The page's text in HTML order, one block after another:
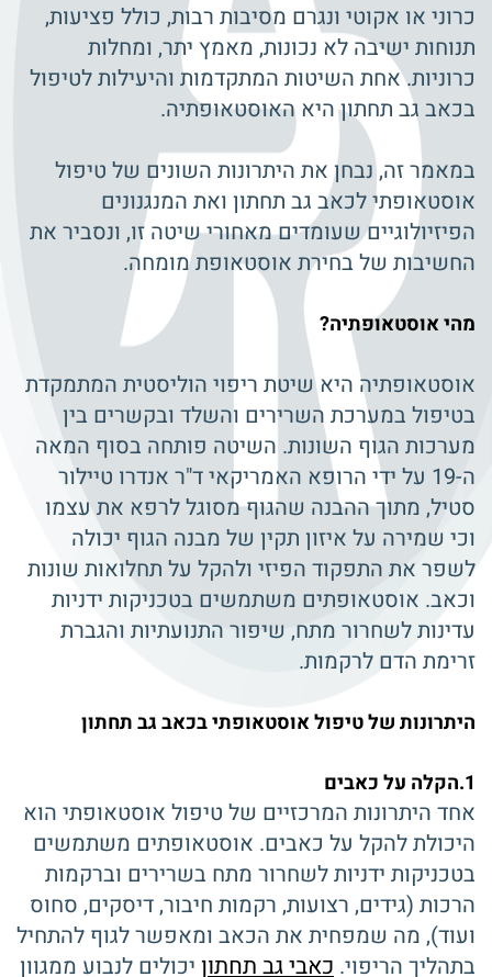
כרוני או אקוטי ונגרם מסיבות רבות, כולל פציעות,
תנוחות ישיבה לא נכונות, מאמץ יתר, ומחלות
כרוניות. אחת השיטות המתקדמות והיעילות לטיפול
בכאב גב תחתון היא האוסטאופתיה.
במאמר זה, נבחן את היתרונות השונים של טיפול
אוסטאופתי לכאב גב תחתון ואת המנגנונים
הפיזיולוגיים שעומדים מאחורי שיטה זו, ונסביר את
החשיבות של בחירת אוסטאופת מומחה.
מהי אוסטאופתיה?
אוסטאופתיה היא שיטת ריפוי הוליסטית המתמקדת
בטיפול במערכת השרירים והשלד ובקשרים בין
מערכות הגוף השונות. השיטה פותחה בסוף המאה
ה-19 על ידי הרופא האמריקאי ד"ר אנדרו טיילור
סטיל, מתוך ההבנה שהגוף מסוגל לרפא את עצמו
וכי שמירה על איזון תקין של מבנה הגוף יכולה
לשפר את התפקוד הפיזי ולהקל על תחלואות שונות
וכאב. אוסטאופתים משתמשים בטכניקות ידניות
עדינות לשחרור מתח, שיפור התנועתיות והגברת
זרימת הדם לרקמות.
היתרונות של טיפול אוסטאופתי בכאב גב תחתון
1.הקלה על כאבים
אחד היתרונות המרכזיים של טיפול אוסטאופתי הוא
היכולת להקל על כאבים. אוסטאופתים משתמשים
בטכניקות ידניות לשחרור מתח בשרירים וברקמות
הרכות (גידים, רצועות, רקמות חיבור, דיסקים, סחוס
ועוד), מה שמפחית את הכאב ומאפשר לגוף להתחיל
בתהליך הריפוי. כאבי גב תחתון יכולים לנבוע ממגוון